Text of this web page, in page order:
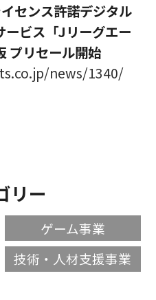
センス許諾デジタル
ービス「Jリーグエー
プリセール開始
news/1340/
リー
ゲーム事業
技術・人材支援事業